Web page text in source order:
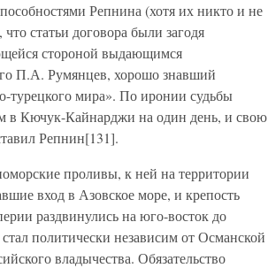
Репнина (хотя их никто и не
статьи договора были загодя
стороной выдающимся
П.А. Румянцев, хорошо знавший
турецкого мира». По иронии судьбы
в Кючук-Кайнарджи на один день, и свою
Репнин[131].
проливы, к ней на территории
вход в Азовское море, и крепость
раздвинулись на юго-восток до
политически независим от Османской
владычества. Обязательство